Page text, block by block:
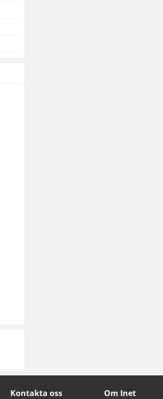
Kontakta oss Om Inet